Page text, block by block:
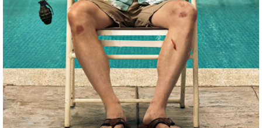
miejscowość:
Lubin
adres:
Armii Krajowej 1
data i godzina:
17.08.2025, g. 19:15
Info
Opis wydarzenia:
Najbardziej niebezpiecznym miejscem mogą się okazać rodzinne